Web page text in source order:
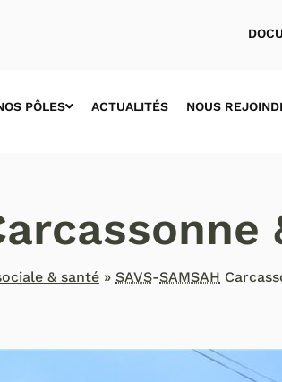
PÔLES ACTUALITÉS NOUS
& santé » SAVS-SAMSAH